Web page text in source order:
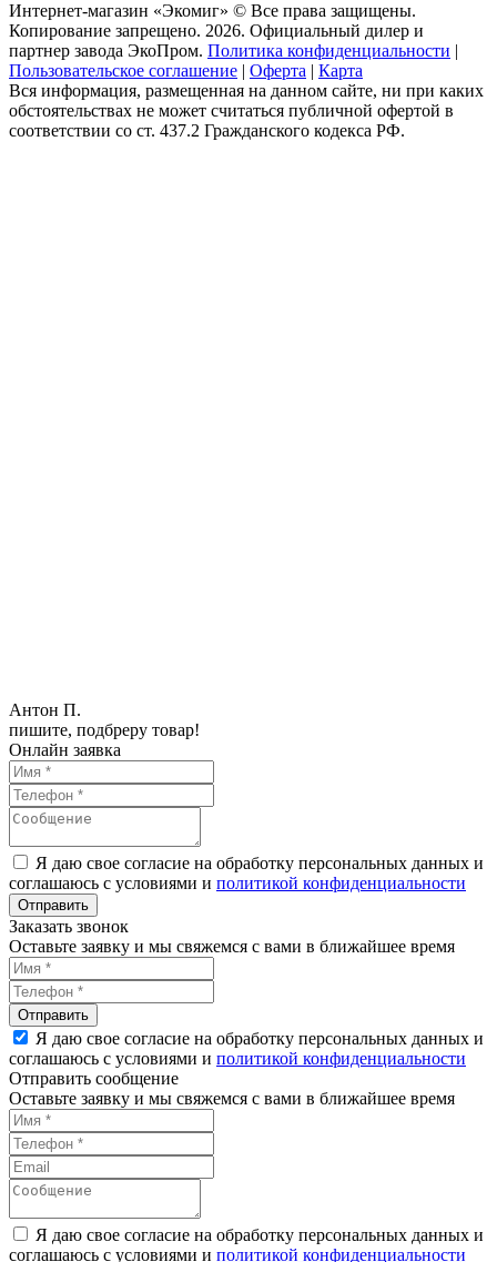
Интернет-магазин «Экомиг» © Все права защищены.
Копирование запрещено. 2026. Официальный дилер и
партнер завода ЭкоПром. Политика конфиденциальности |
Пользовательское соглашение | Оферта | Карта
Вся информация, размещенная на данном сайте, ни при каких
обстоятельствах не может считаться публичной офертой в
соответствии со ст. 437.2 Гражданского кодекса РФ.
Антон П.
пишите, подбреру товар!
Онлайн заявка
Я даю свое согласие на обработку персональных данных и
соглашаюсь с условиями и политикой конфиденциальности
Заказать звонок
Оставьте заявку и мы свяжемся с вами в ближайшее время
Я даю свое согласие на обработку персональных данных и
соглашаюсь с условиями и политикой конфиденциальности
Отправить сообщение
Оставьте заявку и мы свяжемся с вами в ближайшее время
Я даю свое согласие на обработку персональных данных и
соглашаюсь с условиями и политикой конфиденциальности